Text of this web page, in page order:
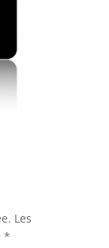
Les
*